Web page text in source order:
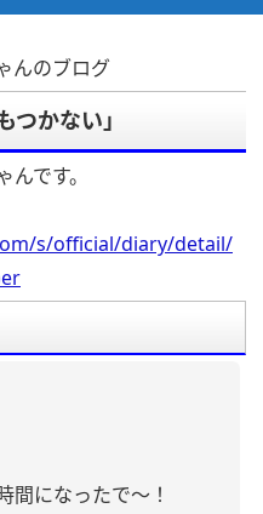
んのブログ
かない」
です。
s/official/diary/detail/
間になったで～！